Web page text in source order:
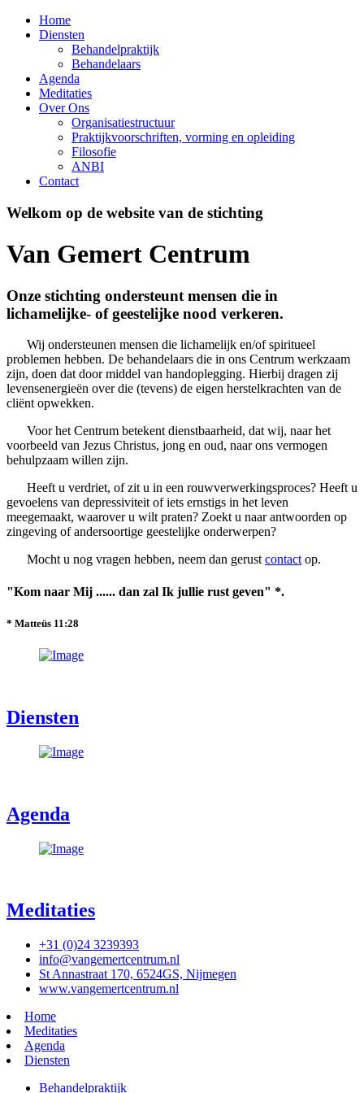
Home
Diensten
Behandelpraktijk
Behandelaars
Agenda
Meditaties
Over Ons
Organisatiestructuur
Praktijkvoorschriften, vorming en opleiding
Filosofie
ANBI
Contact
Welkom op de website van de stichting
Van Gemert Centrum
Onze stichting ondersteunt mensen die in
lichamelijke- of geestelijke nood verkeren.
Wij ondersteunen mensen die lichamelijk en/of spiritueel
problemen hebben. De behandelaars die in ons Centrum werkzaam
zijn, doen dat door middel van handoplegging. Hierbij dragen zij
levensenergieën over die (tevens) de eigen herstelkrachten van de
cliënt opwekken.
Voor het Centrum betekent dienstbaarheid, dat wij, naar het
voorbeeld van Jezus Christus, jong en oud, naar ons vermogen
behulpzaam willen zijn.
Heeft u verdriet, of zit u in een rouwverwerkingsproces? Heeft u
gevoelens van depressiviteit of iets ernstigs in het leven
meegemaakt, waarover u wilt praten? Zoekt u naar antwoorden op
zingeving of andersoortige geestelijke onderwerpen?
Mocht u nog vragen hebben, neem dan gerust contact op.
"Kom naar Mij ...... dan zal Ik jullie rust geven" *.
* Matteüs 11:28
Diensten
Agenda
Meditaties
+31 (0)24 3239393
info@vangemertcentrum.nl
St Annastraat 170, 6524GS, Nijmegen
www.vangemertcentrum.nl
Home
Meditaties
Agenda
Diensten
Behandelpraktijk